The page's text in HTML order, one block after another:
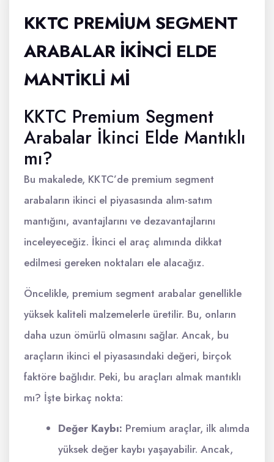
KKTC PREMIUM SEGMENT
ARABALAR İKINCI ELDE
MANTIKLI MI
KKTC Premium Segment
Arabalar İkinci Elde Mantıklı
mı?
Bu makalede, KKTC’de premium segment
arabaların ikinci el piyasasında alım-satım
mantığını, avantajlarını ve dezavantajlarını
inceleyeceğiz. İkinci el araç alımında dikkat
edilmesi gereken noktaları ele alacağız.
Öncelikle, premium segment arabalar genellikle
yüksek kaliteli malzemelerle üretilir. Bu, onların
daha uzun ömürlü olmasını sağlar. Ancak, bu
araçların ikinci el piyasasındaki değeri, birçok
faktöre bağlıdır. Peki, bu araçları almak mantıklı
mı? İşte birkaç nokta:
Değer Kaybı: Premium araçlar, ilk alımda
yüksek değer kaybı yaşayabilir. Ancak,